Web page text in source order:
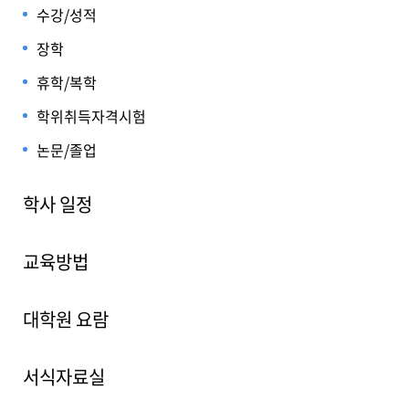
수강/성적
장학
휴학/복학
학위취득자격시험
논문/졸업
학사 일정
교육방법
대학원 요람
서식자료실